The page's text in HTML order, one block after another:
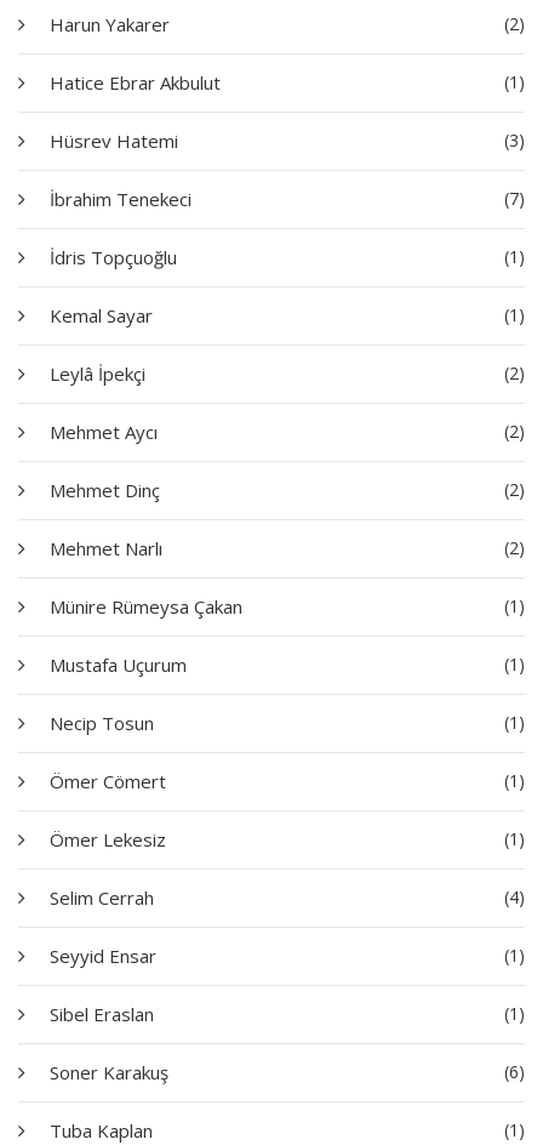
Harun Yakarer (2)
Hatice Ebrar Akbulut (1)
Hüsrev Hatemi (3)
İbrahim Tenekeci (7)
İdris Topçuoğlu (1)
Kemal Sayar (1)
Leylâ İpekçi (2)
Mehmet Aycı (2)
Mehmet Dinç (2)
Mehmet Narlı (2)
Münire Rümeysa Çakan (1)
Mustafa Uçurum (1)
Necip Tosun (1)
Ömer Cömert (1)
Ömer Lekesiz (1)
Selim Cerrah (4)
Seyyid Ensar (1)
Sibel Eraslan (1)
Soner Karakuş (6)
Tuba Kaplan (1)